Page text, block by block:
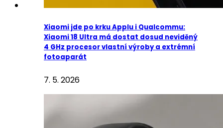
Xiaomi jde po krku Applu i Qualcommu:
Xiaomi 18 Ultra má dostat dosud neviděný
4 GHz procesor vlastní výroby a extrémní
fotoaparát
7. 5. 2026